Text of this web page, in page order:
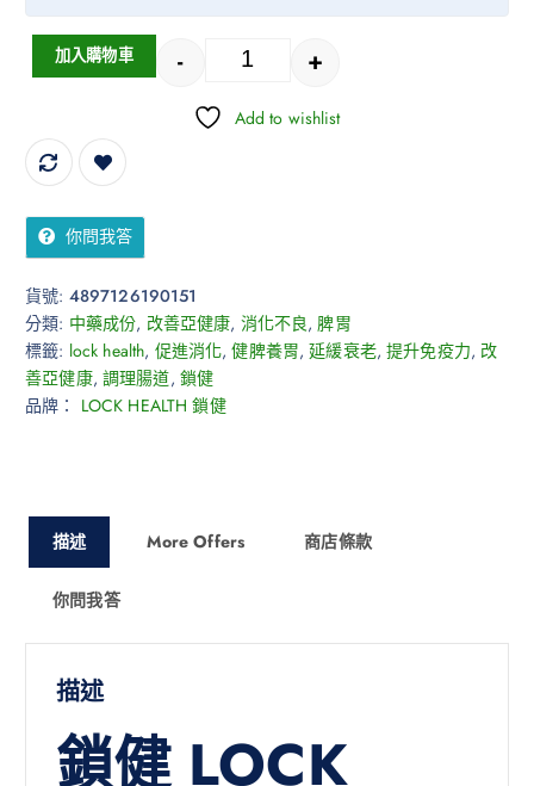
- +
加入購物車
Add to wishlist
你問我答
貨號: 4897126190151
分類: 中藥成份, 改善亞健康, 消化不良, 脾胃
標籤: lock health, 促進消化,健脾養胃,延緩衰老,提升免疫力, 改
善亞健康, 調理腸道, 鎖健
品牌： LOCK HEALTH 鎖健
描述 More Offers 商店條款
你問我答
描述
鎖健 LOCK